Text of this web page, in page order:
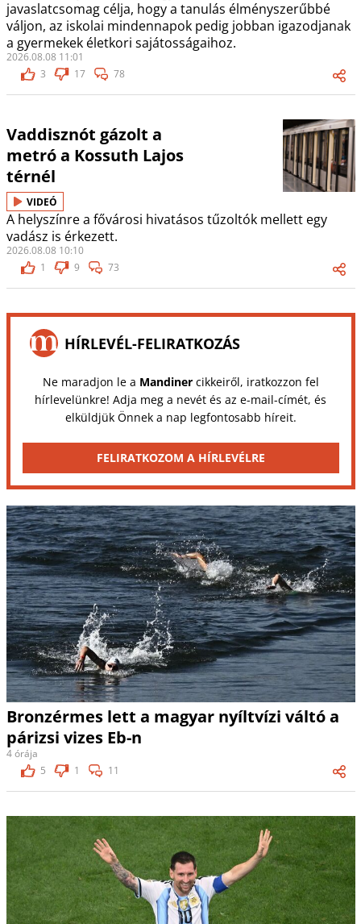
javaslatcsomag célja, hogy a tanulás élményszerűbbé
váljon, az iskolai mindennapok pedig jobban igazodjanak
a gyermekek életkori sajátosságaihoz.
2026.08.08 11:01
3
17 78
Vaddisznót gázolt a
metró a Kossuth Lajos
térnél
VIDEÓ
A helyszínre a fővárosi hivatásos tűzoltók mellett egy
vadász is érkezett.
2026.08.08 10:10
1
9 73
HÍRLEVÉL-FELIRATKOZÁS
Ne maradjon le a Mandinercikkeiről, iratkozzon fel
hírlevelünkre! Adja meg a nevét és az e-mail-címét, és
elküldjük Önnek a nap legfontosabb híreit.
FELIRATKOZOM A HÍRLEVÉLRE
Bronzérmes lett a magyar nyíltvízi váltó a
párizsi vizes Eb-n
4 órája
5
1 11